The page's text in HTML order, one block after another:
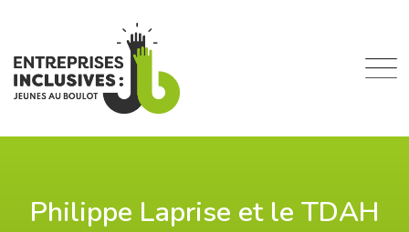
content
Philippe Laprise et le TDAH